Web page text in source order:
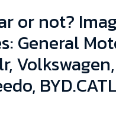
or not?
General
Volkswagen,